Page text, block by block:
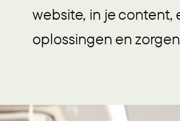
website, in je content,
oplossingen en